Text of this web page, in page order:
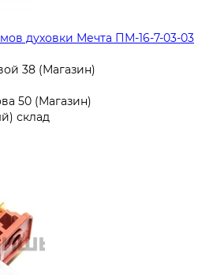
духовки Мечта ПМ-16-7-03-03
38 (Магазин)
50 (Магазин)
склад